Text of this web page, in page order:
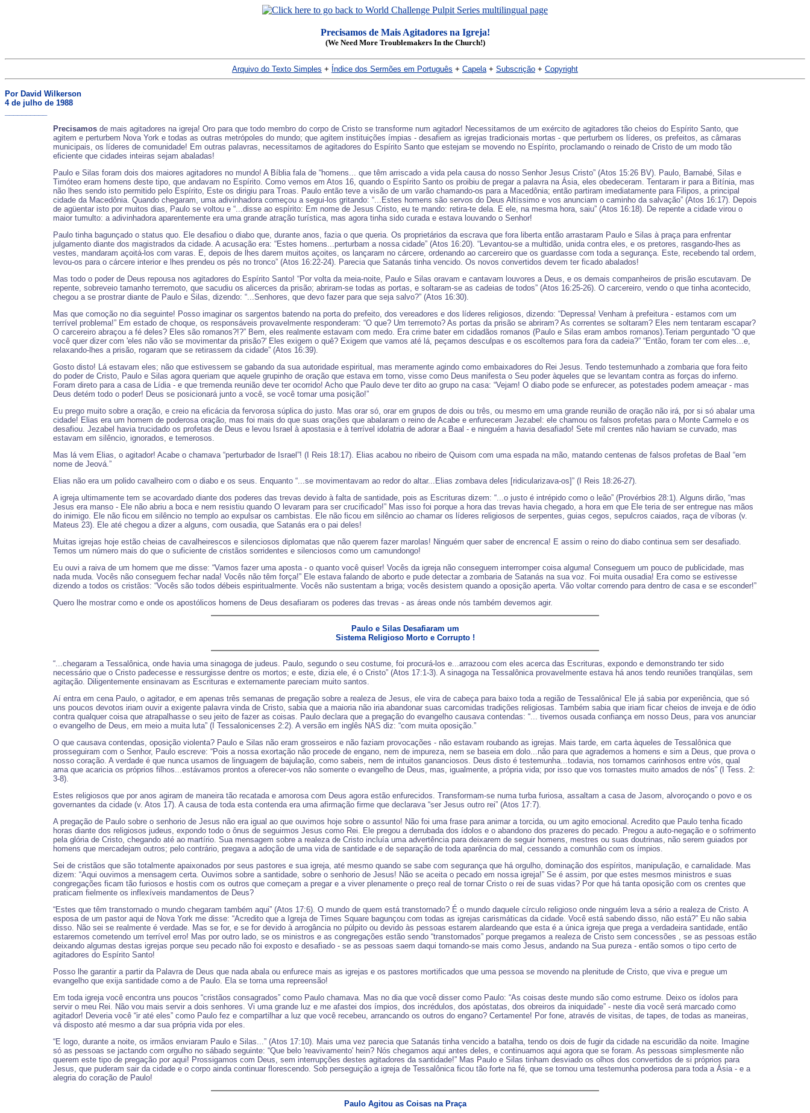
Precisamos de Mais Agitadores na Igreja!
(We Need More Troublemakers In the Church!)
Arquivo do Texto Simples + Índice dos Sermões em Português + Capela+ Subscrição + Copyright
Por David Wilkerson
4 de julho de 1988
Precisamos de mais agitadores na igreja! Oro para que todo membro do corpo de Cristo se transforme num agitador! Necessitamos de um exército de agitadores tão cheios do Espírito Santo, que
agitem e perturbem Nova York e todas as outras metrópoles do mundo; que agitem instituições ímpias - desafiem as igrejas tradicionais mortas - que perturbem os líderes, os prefeitos, as câmaras
municipais, os líderes de comunidade! Em outras palavras, necessitamos de agitadores do Espírito Santo que estejam se movendo no Espírito, proclamando o reinado de Cristo de um modo tão
eficiente que cidades inteiras sejam abaladas!
Paulo e Silas foram dois dos maiores agitadores no mundo! A Bíblia fala de “homens... que têm arriscado a vida pela causa do nosso Senhor Jesus Cristo” (Atos 15:26 BV). Paulo, Barnabé, Silas e
Timóteo eram homens deste tipo, que andavam no Espírito. Como vemos em Atos 16, quando o Espírito Santo os proibiu de pregar a palavra na Ásia, eles obedeceram. Tentaram ir para a Bitínia, mas
não lhes sendo isto permitido pelo Espírito, Este os dirigiu para Troas. Paulo então teve a visão de um varão chamando-os para a Macedônia; então partiram imediatamente para Filipos, a principal
cidade da Macedônia. Quando chegaram, uma adivinhadora começou a segui-los gritando: “...Estes homens são servos do Deus Altíssimo e vos anunciam o caminho da salvação” (Atos 16:17). Depois
de agüentar isto por muitos dias, Paulo se voltou e “...disse ao espírito: Em nome de Jesus Cristo, eu te mando: retira-te dela. E ele, na mesma hora, saiu” (Atos 16:18). De repente a cidade virou o
maior tumulto: a adivinhadora aparentemente era uma grande atração turística, mas agora tinha sido curada e estava louvando o Senhor!
Paulo tinha bagunçado o status quo. Ele desafiou o diabo que, durante anos, fazia o que queria. Os proprietários da escrava que fora liberta então arrastaram Paulo e Silas à praça para enfrentar
julgamento diante dos magistrados da cidade. A acusação era: “Estes homens...perturbam a nossa cidade” (Atos 16:20). “Levantou-se a multidão, unida contra eles, e os pretores, rasgando-lhes as
vestes, mandaram açoitá-los com varas. E, depois de lhes darem muitos açoites, os lançaram no cárcere, ordenando ao carcereiro que os guardasse com toda a segurança. Este, recebendo tal ordem,
levou-os para o cárcere interior e lhes prendeu os pés no tronco” (Atos 16:22-24). Parecia que Satanás tinha vencido. Os novos convertidos devem ter ficado abalados!
Mas todo o poder de Deus repousa nos agitadores do Espírito Santo! “Por volta da meia-noite, Paulo e Silas oravam e cantavam louvores a Deus, e os demais companheiros de prisão escutavam. De
repente, sobreveio tamanho terremoto, que sacudiu os alicerces da prisão; abriram-se todas as portas, e soltaram-se as cadeias de todos” (Atos 16:25-26). O carcereiro, vendo o que tinha acontecido,
chegou a se prostrar diante de Paulo e Silas, dizendo: “...Senhores, que devo fazer para que seja salvo?” (Atos 16:30).
Mas que comoção no dia seguinte! Posso imaginar os sargentos batendo na porta do prefeito, dos vereadores e dos líderes religiosos, dizendo: “Depressa! Venham à prefeitura - estamos com um
terrível problema!” Em estado de choque, os responsáveis provavelmente responderam: “O que? Um terremoto? As portas da prisão se abriram? As correntes se soltaram? Eles nem tentaram escapar?
O carcereiro abraçou a fé deles? Eles são romanos?!?” Bem, eles realmente estavam com medo. Era crime bater em cidadãos romanos (Paulo e Silas eram ambos romanos).Teriam perguntado “O que
você quer dizer com 'eles não vão se movimentar da prisão?' Eles exigem o quê? Exigem que vamos até lá, peçamos desculpas e os escoltemos para fora da cadeia?” “Então, foram ter com eles...e,
relaxando-lhes a prisão, rogaram que se retirassem da cidade” (Atos 16:39).
Gosto disto! Lá estavam eles; não que estivessem se gabando da sua autoridade espiritual, mas meramente agindo como embaixadores do Rei Jesus. Tendo testemunhado a zombaria que fora feito
do poder de Cristo, Paulo e Silas agora queriam que aquele grupinho de oração que estava em torno, visse como Deus manifesta o Seu poder àqueles que se levantam contra as forças do inferno.
Foram direto para a casa de Lídia - e que tremenda reunião deve ter ocorrido! Acho que Paulo deve ter dito ao grupo na casa: “Vejam! O diabo pode se enfurecer, as potestades podem ameaçar - mas
Deus detém todo o poder! Deus se posicionará junto a você, se você tomar uma posição!”
Eu prego muito sobre a oração, e creio na eficácia da fervorosa súplica do justo. Mas orar só, orar em grupos de dois ou três, ou mesmo em uma grande reunião de oração não irá, por si só abalar uma
cidade! Elias era um homem de poderosa oração, mas foi mais do que suas orações que abalaram o reino de Acabe e enfureceram Jezabel: ele chamou os falsos profetas para o Monte Carmelo e os
desafiou. Jezabel havia trucidado os profetas de Deus e levou Israel à apostasia e à terrível idolatria de adorar a Baal - e ninguém a havia desafiado! Sete mil crentes não haviam se curvado, mas
estavam em silêncio, ignorados, e temerosos.
Mas lá vem Elias, o agitador! Acabe o chamava “perturbador de Israel”! (I Reis 18:17). Elias acabou no ribeiro de Quisom com uma espada na mão, matando centenas de falsos profetas de Baal “em
nome de Jeová.”
Elias não era um polido cavalheiro com o diabo e os seus. Enquanto “...se movimentavam ao redor do altar...Elias zombava deles [ridicularizava-os]” (I Reis 18:26-27).
A igreja ultimamente tem se acovardado diante dos poderes das trevas devido à falta de santidade, pois as Escrituras dizem: “...o justo é intrépido como o leão” (Provérbios 28:1). Alguns dirão, “mas
Jesus era manso - Ele não abriu a boca e nem resistiu quando O levaram para ser crucificado!” Mas isso foi porque a hora das trevas havia chegado, a hora em que Ele teria de ser entregue nas mãos
do inimigo. Ele não ficou em silêncio no templo ao expulsar os cambistas. Ele não ficou em silêncio ao chamar os líderes religiosos de serpentes, guias cegos, sepulcros caiados, raça de víboras (v.
Mateus 23). Ele até chegou a dizer a alguns, com ousadia, que Satanás era o pai deles!
Muitas igrejas hoje estão cheias de cavalheirescos e silenciosos diplomatas que não querem fazer marolas! Ninguém quer saber de encrenca! E assim o reino do diabo continua sem ser desafiado.
Temos um número mais do que o suficiente de cristãos sorridentes e silenciosos como um camundongo!
Eu ouvi a raiva de um homem que me disse: “Vamos fazer uma aposta - o quanto você quiser! Vocês da igreja não conseguem interromper coisa alguma! Conseguem um pouco de publicidade, mas
nada muda. Vocês não conseguem fechar nada! Vocês não têm força!” Ele estava falando de aborto e pude detectar a zombaria de Satanás na sua voz. Foi muita ousadia! Era como se estivesse
dizendo a todos os cristãos: “Vocês são todos débeis espiritualmente. Vocês não sustentam a briga; vocês desistem quando a oposição aperta. Vão voltar correndo para dentro de casa e se esconder!”
Quero lhe mostrar como e onde os apostólicos homens de Deus desafiaram os poderes das trevas - as áreas onde nós também devemos agir.
Paulo e Silas Desafiaram um
Sistema Religioso Morto e Corrupto !
“...chegaram a Tessalônica, onde havia uma sinagoga de judeus. Paulo, segundo o seu costume, foi procurá-los e...arrazoou com eles acerca das Escrituras, expondo e demonstrando ter sido
necessário que o Cristo padecesse e ressurgisse dentre os mortos; e este, dizia ele, é o Cristo” (Atos 17:1-3). A sinagoga na Tessalônica provavelmente estava há anos tendo reuniões tranqüilas, sem
agitação. Diligentemente ensinavam as Escrituras e externamente pareciam muito santos.
Aí entra em cena Paulo, o agitador, e em apenas três semanas de pregação sobre a realeza de Jesus, ele vira de cabeça para baixo toda a região de Tessalônica! Ele já sabia por experiência, que só
uns poucos devotos iriam ouvir a exigente palavra vinda de Cristo, sabia que a maioria não iria abandonar suas carcomidas tradições religiosas. Também sabia que iriam ficar cheios de inveja e de ódio
contra qualquer coisa que atrapalhasse o seu jeito de fazer as coisas. Paulo declara que a pregação do evangelho causava contendas: “... tivemos ousada confiança em nosso Deus, para vos anunciar
o evangelho de Deus, em meio a muita luta” (I Tessalonicenses 2:2). A versão em inglês NAS diz: “com muita oposição.”
O que causava contendas, oposição violenta? Paulo e Silas não eram grosseiros e não faziam provocações - não estavam roubando as igrejas. Mais tarde, em carta àqueles de Tessalônica que
prosseguiram com o Senhor, Paulo escreve: “Pois a nossa exortação não procede de engano, nem de impureza, nem se baseia em dolo...não para que agrademos a homens e sim a Deus, que prova o
nosso coração. A verdade é que nunca usamos de linguagem de bajulação, como sabeis, nem de intuitos gananciosos. Deus disto é testemunha...todavia, nos tornamos carinhosos entre vós, qual
ama que acaricia os próprios filhos...estávamos prontos a oferecer-vos não somente o evangelho de Deus, mas, igualmente, a própria vida; por isso que vos tornastes muito amados de nós” (I Tess. 2:
3-8).
Estes religiosos que por anos agiram de maneira tão recatada e amorosa com Deus agora estão enfurecidos. Transformam-se numa turba furiosa, assaltam a casa de Jasom, alvoroçando o povo e os
governantes da cidade (v. Atos 17). A causa de toda esta contenda era uma afirmação firme que declarava “ser Jesus outro rei” (Atos 17:7).
A pregação de Paulo sobre o senhorio de Jesus não era igual ao que ouvimos hoje sobre o assunto! Não foi uma frase para animar a torcida, ou um agito emocional. Acredito que Paulo tenha ficado
horas diante dos religiosos judeus, expondo todo o ônus de seguirmos Jesus como Rei. Ele pregou a derrubada dos ídolos e o abandono dos prazeres do pecado. Pregou a auto-negação e o sofrimento
pela glória de Cristo, chegando até ao martírio. Sua mensagem sobre a realeza de Cristo incluía uma advertência para deixarem de seguir homens, mestres ou suas doutrinas, não serem guiados por
homens que mercadejam outros; pelo contrário, pregava a adoção de uma vida de santidade e de separação de toda aparência do mal, cessando a comunhão com os ímpios.
Sei de cristãos que são totalmente apaixonados por seus pastores e sua igreja, até mesmo quando se sabe com segurança que há orgulho, dominação dos espíritos, manipulação, e carnalidade. Mas
dizem: “Aqui ouvimos a mensagem certa. Ouvimos sobre a santidade, sobre o senhorio de Jesus! Não se aceita o pecado em nossa igreja!” Se é assim, por que estes mesmos ministros e suas
congregações ficam tão furiosos e hostis com os outros que começam a pregar e a viver plenamente o preço real de tornar Cristo o rei de suas vidas? Por que há tanta oposição com os crentes que
praticam fielmente os inflexíveis mandamentos de Deus?
“Estes que têm transtornado o mundo chegaram também aqui” (Atos 17:6). O mundo de quem está transtornado? É o mundo daquele círculo religioso onde ninguém leva a sério a realeza de Cristo. A
esposa de um pastor aqui de Nova York me disse: “Acredito que a Igreja de Times Square bagunçou com todas as igrejas carismáticas da cidade. Você está sabendo disso, não está?” Eu não sabia
disso. Não sei se realmente é verdade. Mas se for, e se for devido à arrogância no púlpito ou devido às pessoas estarem alardeando que esta é a única igreja que prega a verdadeira santidade, então
estaremos cometendo um terrível erro! Mas por outro lado, se os ministros e as congregações estão sendo “transtornados” porque pregamos a realeza de Cristo sem concessões , se as pessoas estão
deixando algumas destas igrejas porque seu pecado não foi exposto e desafiado - se as pessoas saem daqui tornando-se mais como Jesus, andando na Sua pureza - então somos o tipo certo de
agitadores do Espírito Santo!
Posso lhe garantir a partir da Palavra de Deus que nada abala ou enfurece mais as igrejas e os pastores mortificados que uma pessoa se movendo na plenitude de Cristo, que viva e pregue um
evangelho que exija santidade como a de Paulo. Ela se torna uma repreensão!
Em toda igreja você encontra uns poucos “cristãos consagrados” como Paulo chamava. Mas no dia que você disser como Paulo: “As coisas deste mundo são como estrume. Deixo os ídolos para
servir o meu Rei. Não vou mais servir a dois senhores. Vi uma grande luz e me afastei dos ímpios, dos incrédulos, dos apóstatas, dos obreiros da iniquidade” - neste dia você será marcado como
agitador! Deveria você “ir até eles” como Paulo fez e compartilhar a luz que você recebeu, arrancando os outros do engano? Certamente! Por fone, através de visitas, de tapes, de todas as maneiras,
vá disposto até mesmo a dar sua própria vida por eles.
“E logo, durante a noite, os irmãos enviaram Paulo e Silas...” (Atos 17:10). Mais uma vez parecia que Satanás tinha vencido a batalha, tendo os dois de fugir da cidade na escuridão da noite. Imagine
só as pessoas se jactando com orgulho no sábado seguinte: “Que belo 'reavivamento' hein? Nós chegamos aqui antes deles, e continuamos aqui agora que se foram. As pessoas simplesmente não
querem este tipo de pregação por aqui! Prossigamos com Deus, sem interrupções destes agitadores da santidade!” Mas Paulo e Silas tinham desviado os olhos dos convertidos de si próprios para
Jesus, que puderam sair da cidade e o corpo ainda continuar florescendo. Sob perseguição a igreja de Tessalônica ficou tão forte na fé, que se tornou uma testemunha poderosa para toda a Ásia - e a
alegria do coração de Paulo!
Paulo Agitou as Coisas na Praça